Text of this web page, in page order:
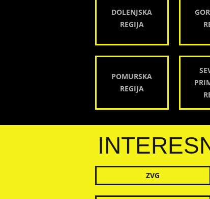
DOLENJSKA
REGIJA
POMURSKA
REGIJA
ZVG